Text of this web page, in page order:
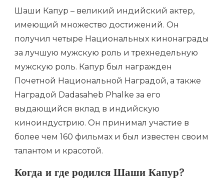
Шаши Капур – великий индийский актер,
имеющий множество достижений. Он
получил четыре Национальных кинонаграды
за лучшую мужскую роль и трехнедельную
мужскую роль. Капур был награжден
Почетной Национальной Наградой, а также
Наградой Dadasaheb Phalke за его
выдающийся вклад в индийскую
киноиндустрию. Он принимал участие в
более чем 160 фильмах и был известен своим
талантом и красотой.
Когда и где родился Шаши Капур?